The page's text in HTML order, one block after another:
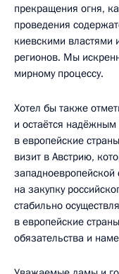
прекращения огня,
проведения
киевскими властями
регионов. Мы
мирному процессу.
Хотел бы также
и остаётся
в европейские
визит в Австрию,
на закупку
стабильно
в европейские
обязательства и